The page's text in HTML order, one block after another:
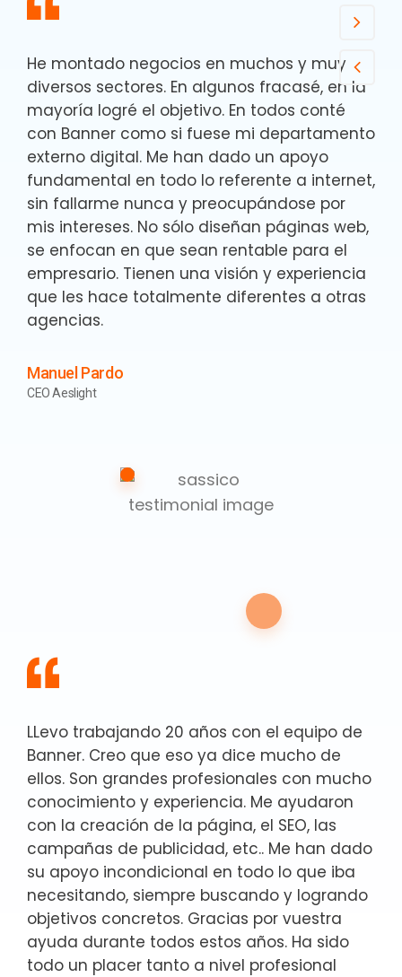
He montado negocios en muchos y muy
diversos sectores. En algunos fracasé, en la
mayoría logré el objetivo. En todos conté
con Banner como si fuese mi departamento
externo digital. Me han dado un apoyo
fundamental en todo lo referente a internet,
sin fallarme nunca y preocupándose por
mis intereses. No sólo diseñan páginas web,
se enfocan en que sean rentable para el
empresario. Tienen una visión y experiencia
que les hace totalmente diferentes a otras
agencias.
Manuel Pardo
CEO Aeslight
LLevo trabajando 20 años con el equipo de
Banner. Creo que eso ya dice mucho de
ellos. Son grandes profesionales con mucho
conocimiento y experiencia. Me ayudaron
con la creación de la página, el SEO, las
campañas de publicidad, etc.. Me han dado
su apoyo incondicional en todo lo que iba
necesitando, siempre buscando y logrando
objetivos concretos. Gracias por vuestra
ayuda durante todos estos años. Ha sido
todo un placer tanto a nivel profesional